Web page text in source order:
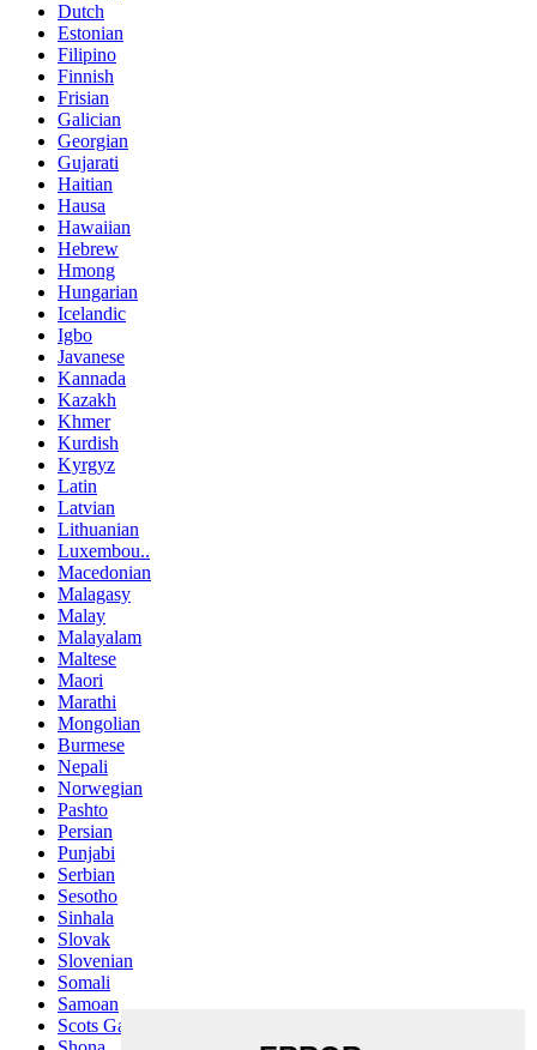
Dutch
Estonian
Filipino
Finnish
Frisian
Galician
Georgian
Gujarati
Haitian
Hausa
Hawaiian
Hebrew
Hmong
Hungarian
Icelandic
Igbo
Javanese
Kannada
Kazakh
Khmer
Kurdish
Kyrgyz
Latin
Latvian
Lithuanian
Luxembou..
Macedonian
Malagasy
Malay
Malayalam
Maltese
Maori
Marathi
Mongolian
Burmese
Nepali
Norwegian
Pashto
Persian
Punjabi
Serbian
Sesotho
Sinhala
Slovak
Slovenian
Somali
Samoan
Scots Gaelic